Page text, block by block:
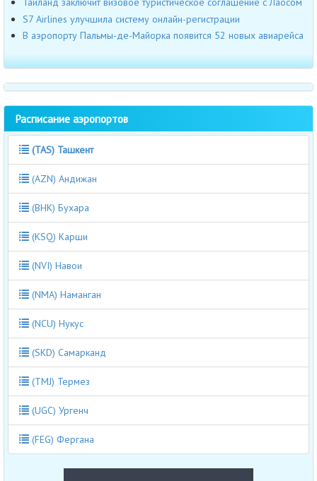
S7 Airlines улучшила систему онлайн-регистрации
В аэропорту Пальмы-де-Майорка появится 52 новых авиарейса
Расписание аэропортов
(TAS) Ташкент
(AZN) Андижан
(BHK) Бухара
(KSQ) Карши
(NVI) Навои
(NMA) Наманган
(NCU) Нукус
(SKD) Самарканд
(TMJ) Термез
(UGC) Ургенч
(FEG) Фергана